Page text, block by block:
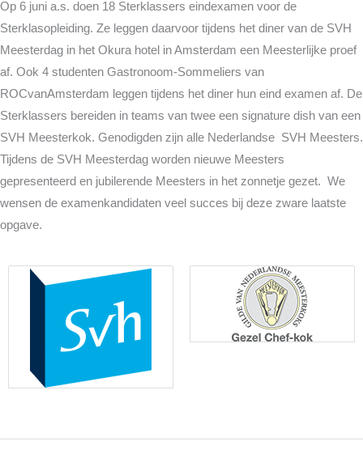
Op 6 juni a.s. doen 18 Sterklassers eindexamen voor de
Sterklasopleiding. Ze leggen daarvoor tijdens het diner van de SVH
Meesterdag in het Okura hotel in Amsterdam een Meesterlijke proef
af. Ook 4 studenten Gastronoom-Sommeliers van
ROCvanAmsterdam leggen tijdens het diner hun eind examen af. De
Sterklassers bereiden in teams van twee een signature dish van een
SVH Meesterkok. Genodigden zijn alle Nederlandse SVH Meesters.
Tijdens de SVH Meesterdag worden nieuwe Meesters
gepresenteerd en jubilerende Meesters in het zonnetje gezet. We
wensen de examenkandidaten veel succes bij deze zware laatste
opgave.